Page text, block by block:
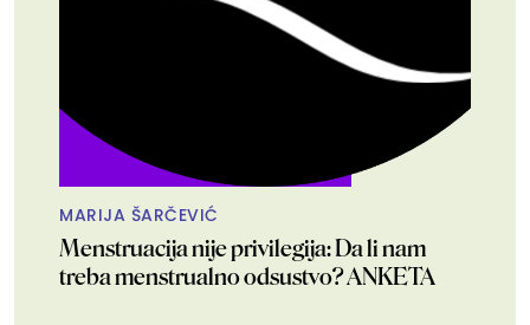
MARIJA ŠARČEVIĆ
Menstruacija nije privilegija: Da li nam
treba menstrualno odsustvo? ANKETA